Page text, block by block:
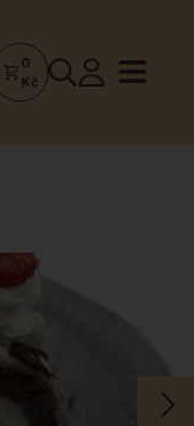
0
Kč